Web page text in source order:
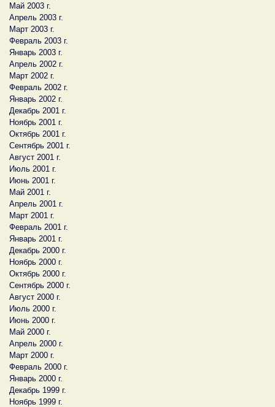
Май 2003 г.
Апрель 2003 г.
Март 2003 г.
Февраль 2003 г.
Январь 2003 г.
Апрель 2002 г.
Март 2002 г.
Февраль 2002 г.
Январь 2002 г.
Декабрь 2001 г.
Ноябрь 2001 г.
Октябрь 2001 г.
Сентябрь 2001 г.
Август 2001 г.
Июль 2001 г.
Июнь 2001 г.
Май 2001 г.
Апрель 2001 г.
Март 2001 г.
Февраль 2001 г.
Январь 2001 г.
Декабрь 2000 г.
Ноябрь 2000 г.
Октябрь 2000 г.
Сентябрь 2000 г.
Август 2000 г.
Июль 2000 г.
Июнь 2000 г.
Май 2000 г.
Апрель 2000 г.
Март 2000 г.
Февраль 2000 г.
Январь 2000 г.
Декабрь 1999 г.
Ноябрь 1999 г.